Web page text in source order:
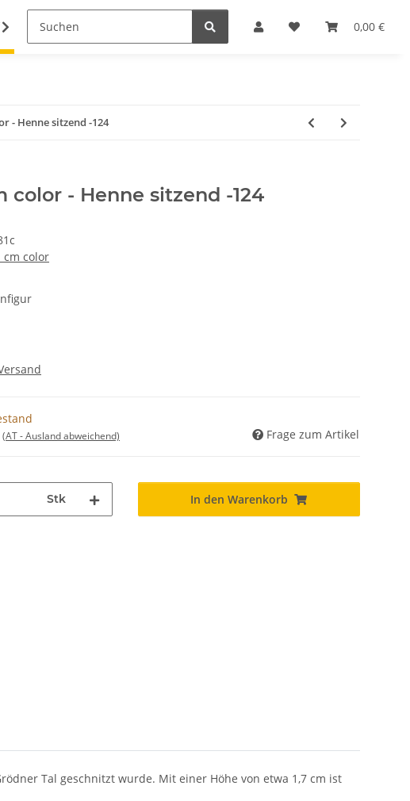
0,00 €
Krippenzubehör
- Henne sitzend -124
color - Henne sitzend -124
cm color
(AT - Ausland abweichend) Frage zum Artikel
Stk In den Warenkorb
Tal geschnitzt wurde. Mit einer Höhe von etwa 1,7 cm ist